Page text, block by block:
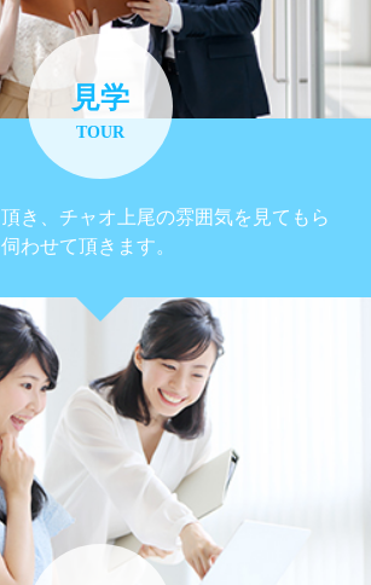
見学
TOUR
き、チャオ上尾の雰囲気を見てもら
わせて頂きます。